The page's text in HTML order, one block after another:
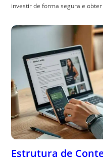
investir de forma segura e
Estrutura de